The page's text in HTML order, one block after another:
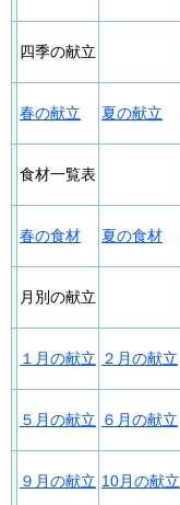
四季の献立
春の献立 夏の献立
食材一覧表
春の食材 夏の食材
月別の献立
１月の献立 ２月の献立
５月の献立 ６月の献立
９月の献立 10月の献立